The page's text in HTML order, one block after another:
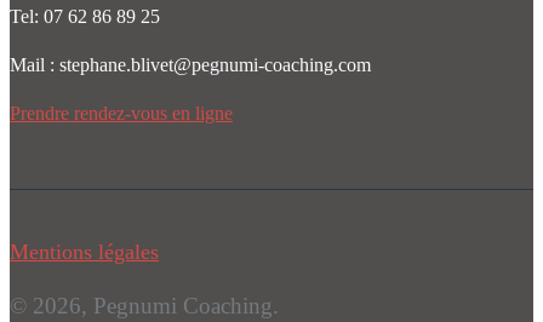
Tel: 07 62 86 89 25
Mail : stephane.blivet@pegnumi-coaching.com
Prendre rendez-vous en ligne
Mentions légales
© 2026, Pegnumi Coaching.